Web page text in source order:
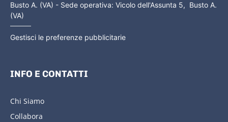
Busto A. (VA) - Sede operativa: Vicolo dell'Assunta 5, Busto A.
(VA)
Gestisci le preferenze pubblicitarie
INFO E CONTATTI
Chi Siamo
Collabora